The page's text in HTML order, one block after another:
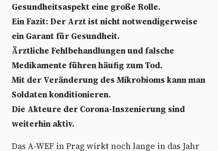
Gesundheitsaspekt eine große Rolle.
Ein Fazit: Der Arzt ist nicht notwendigerweise
ein Garant für Gesundheit.
Ärztliche Fehlbehandlungen und falsche
Medikamente führen häufig zum Tod.
Mit der Veränderung des Mikrobioms kann man
Soldaten konditionieren.
Die Akteure der Corona-Inszenierung sind
weiterhin aktiv.
Das A-WEF in Prag wirkt noch lange in das Jahr